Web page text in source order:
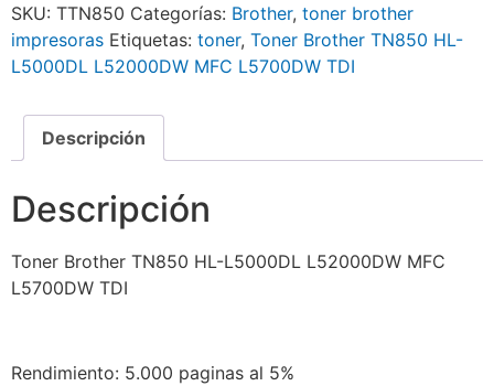
SKU: TTN850 Categorías: Brother, toner brother
impresoras Etiquetas: toner, Toner Brother TN850 HL-
L5000DL L52000DW MFC L5700DW TDI
Descripción
Descripción
Toner Brother TN850 HL-L5000DL L52000DW MFC
L5700DW TDI
Rendimiento: 5.000 paginas al 5%